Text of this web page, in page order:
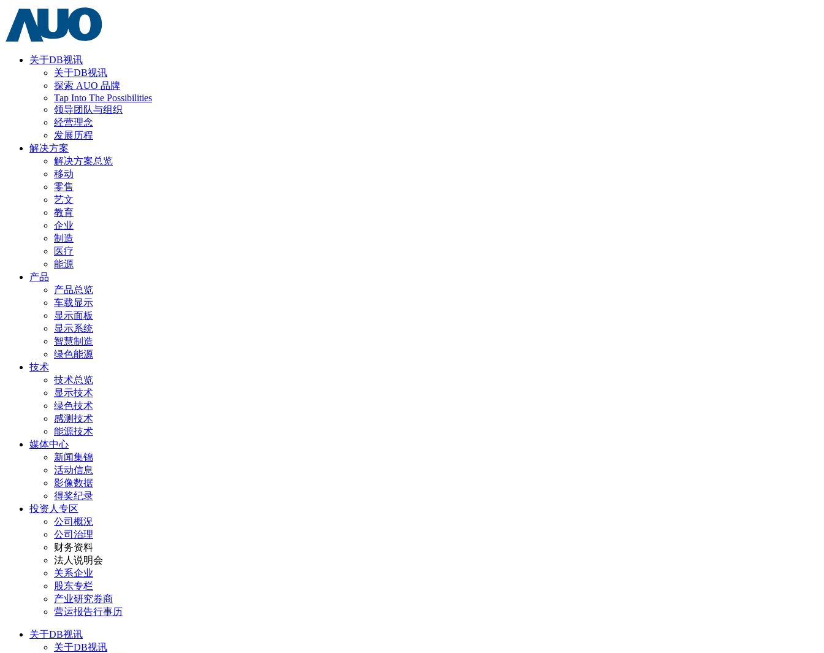
关于DB视讯
关于DB视讯
探索 AUO 品牌
Tap Into The Possibilities
领导团队与组织
经营理念
发展历程
解决方案
解决方案总览
移动
零售
艺文
教育
企业
制造
医疗
能源
产品
产品总览
车载显示
显示面板
显示系统
智慧制造
绿色能源
技术
技术总览
显示技术
绿色技术
感测技术
能源技术
媒体中心
新闻集锦
活动信息
影像数据
得奖纪录
投资人专区
公司概況
公司治理
财务资料
法人说明会
关系企业
股东专栏
产业研究券商
营运报告行事历
关于DB视讯
关于DB视讯